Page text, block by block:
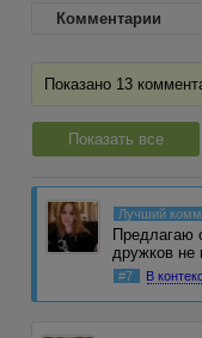
Комментарии
Показано 13
Показать все
Лучший
Предлагаю
дружков
#7 В